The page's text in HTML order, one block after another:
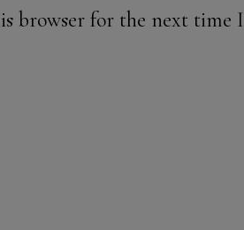
browser for the next time I